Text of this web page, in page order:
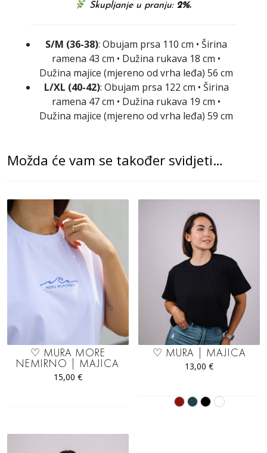
Skupljanje u pranju: 2%.
S/M (36-38): Obujam prsa 110 cm • Širina
ramena 43 cm • Dužina rukava 18 cm •
Dužina majice (mjereno od vrha leđa) 56 cm
L/XL (40-42): Obujam prsa 122 cm • Širina
ramena 47 cm • Dužina rukava 19 cm •
Dužina majice (mjereno od vrha leđa) 59 cm
Možda će vam se također svidjeti…
♡ MURA MORE
NEMIRNO | MAJICA
15,00 €
♡ MURA | MAJICA
13,00€